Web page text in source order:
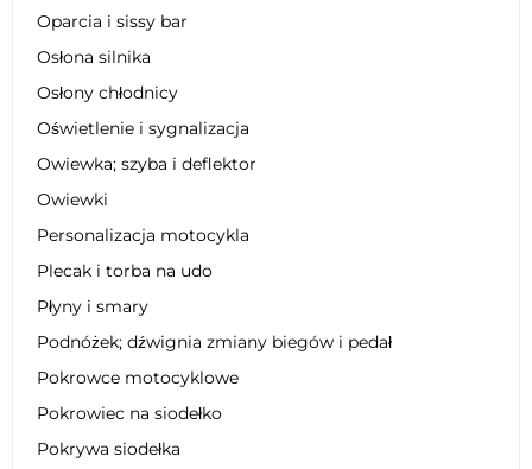
Oparcia i sissy bar
Osłona silnika
Osłony chłodnicy
Oświetlenie i sygnalizacja
Owiewka; szyba i deflektor
Owiewki
Personalizacja motocykla
Plecak i torba na udo
Płyny i smary
Podnóżek; dźwignia zmiany biegów i pedał
Pokrowce motocyklowe
Pokrowiec na siodełko
Pokrywa siodełka